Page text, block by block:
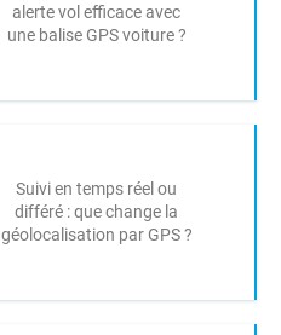
alerte vol efficace avec
une balise GPS voiture ?
Suivi en temps réel ou
différé : que change la
géolocalisation par GPS ?